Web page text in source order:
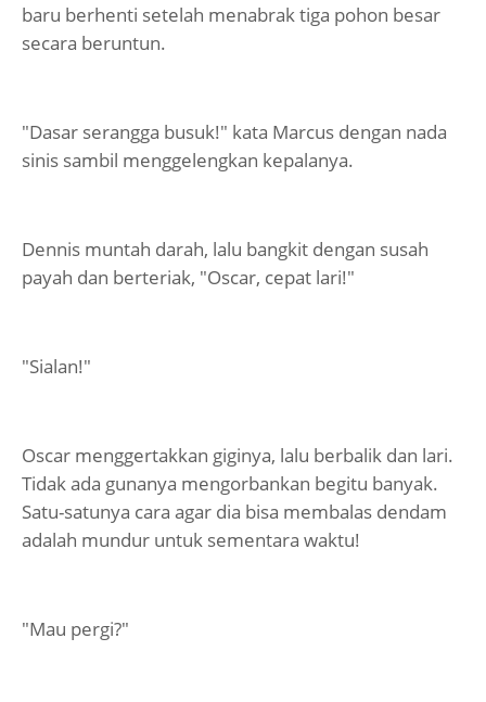
baru berhenti setelah menabrak tiga pohon besar
secara beruntun.
"Dasar serangga busuk!" kata Marcus dengan nada
sinis sambil menggelengkan kepalanya.
Dennis muntah darah, lalu bangkit dengan susah
payah dan berteriak, "Oscar, cepat lari!"
"Sialan!"
Oscar menggertakkan giginya, lalu berbalik dan lari.
Tidak ada gunanya mengorbankan begitu banyak.
Satu-satunya cara agar dia bisa membalas dendam
adalah mundur untuk sementara waktu!
"Mau pergi?"